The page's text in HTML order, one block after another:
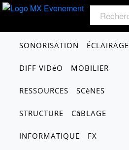
SONORISATION ÉCLAIRAGE
DIFF VIDéO MOBILIER
RESSOURCES SCèNES
STRUCTURE CâBLAGE
INFORMATIQUE FX